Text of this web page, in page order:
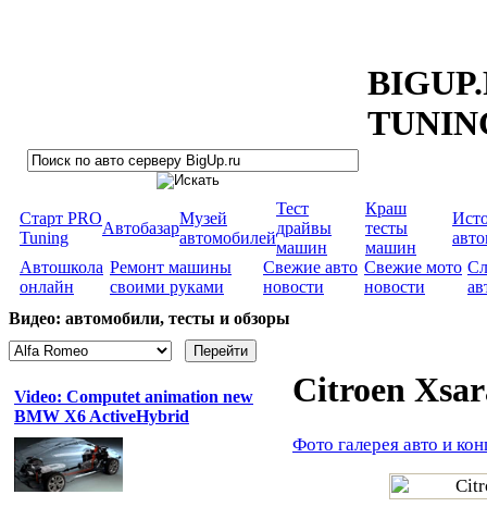
Старт PRO
Tuning
Автобазар
Музей
автомобилей
Тест
драйвы
машин
Краш
тесты
машин
Автошкола
онлайн
Ремонт машины
своими руками
Свежие авто
новости
Свежие мото
новости
Видео: автомобили, тесты и обзоры
Video: Computet animation new
BMW X6 ActiveHybrid
Citroen
Фото галерея авто и